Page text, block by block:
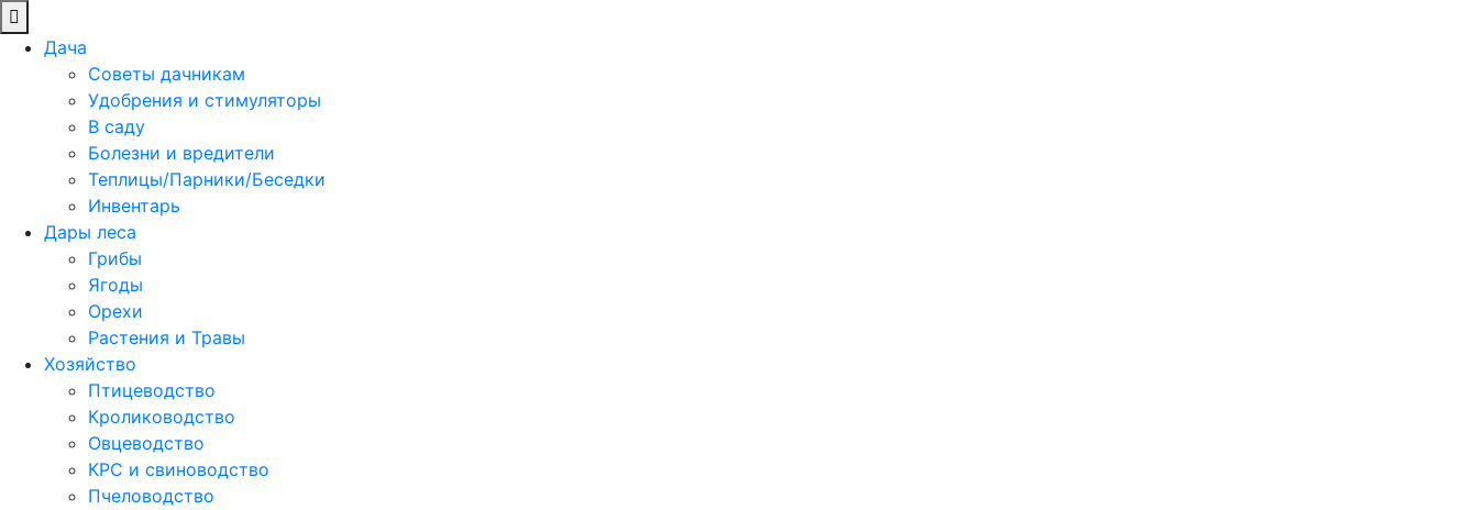
Дача
Советы дачникам
Удобрения и стимуляторы
В саду
Болезни и вредители
Теплицы/Парники/Беседки
Инвентарь
Дары леса
Грибы
Ягоды
Орехи
Растения и Травы
Хозяйство
Птицеводство
Кролиководство
Овцеводство
КРС и свиноводство
Пчеловодство